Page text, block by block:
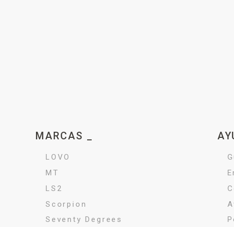
MARCAS _
LOVO
MT
LS2
Scorpion
Seventy Degrees